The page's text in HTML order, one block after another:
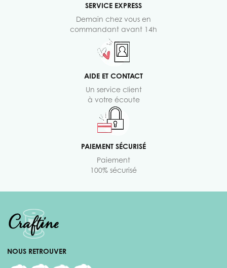
SERVICE EXPRESS
Demain chez vous en
commandant avant 14h
AIDE ET CONTACT
Un service client
à votre écoute
PAIEMENT SÉCURISÉ
Paiement
100% sécurisé
NOUS RETROUVER